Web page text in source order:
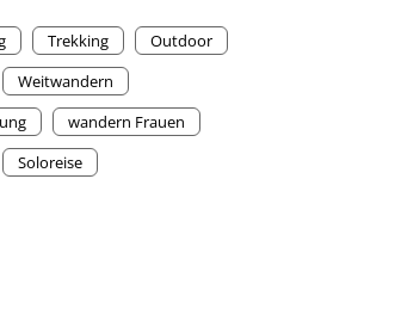
Trekking
Outdoor
Weitwandern
wandern Frauen
Soloreise